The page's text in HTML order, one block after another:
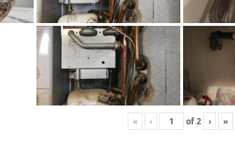
« ‹ of2 › »